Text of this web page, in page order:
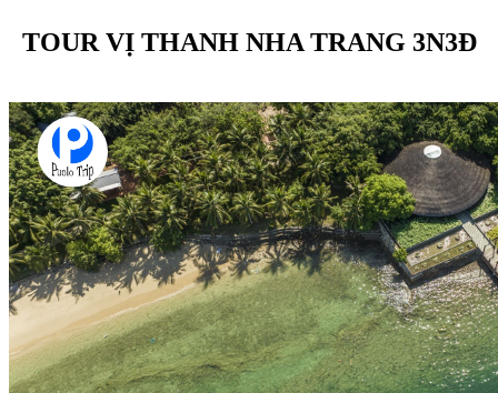
TOUR VỊ THANH NHA TRANG 3N3Đ